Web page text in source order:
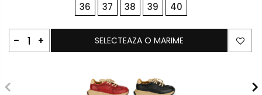
36 37 38 39 40
SELECTEAZA O MARIME